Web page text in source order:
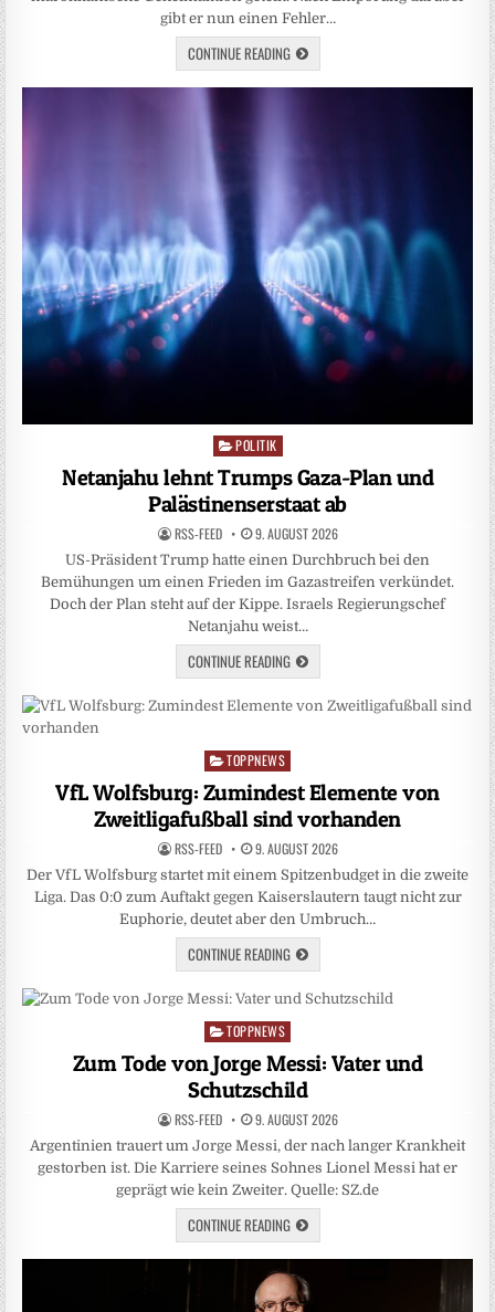
gibt er nun einen Fehler…
CONTINUE READING
Posted
in
POLITIK
Netanjahu lehnt Trumps Gaza-Plan und
Palästinenserstaat ab
RSS-FEED 9. AUGUST 2026
US-Präsident Trump hatte einen Durchbruch bei den
Bemühungen um einen Frieden im Gazastreifen verkündet.
Doch der Plan steht auf der Kippe. Israels Regierungschef
Netanjahu weist…
CONTINUE READING
Posted
in
TOPPNEWS
VfL Wolfsburg: Zumindest Elemente von
Zweitligafußball sind vorhanden
RSS-FEED 9. AUGUST 2026
Der VfL Wolfsburg startet mit einem Spitzenbudget in die zweite
Liga. Das 0:0 zum Auftakt gegen Kaiserslautern taugt nicht zur
Euphorie, deutet aber den Umbruch…
CONTINUE READING
Posted
in
TOPPNEWS
Zum Tode von Jorge Messi: Vater und
Schutzschild
RSS-FEED 9. AUGUST 2026
Argentinien trauert um Jorge Messi, der nach langer Krankheit
gestorben ist. Die Karriere seines Sohnes Lionel Messi hat er
geprägt wie kein Zweiter. Quelle: SZ.de
CONTINUE READING